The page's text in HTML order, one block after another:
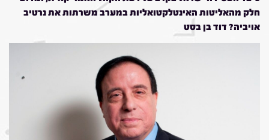
חלק מהאליטות האינטלקטואליות במערב משרתות את נרטיב
אויביה? דוד בן בסט